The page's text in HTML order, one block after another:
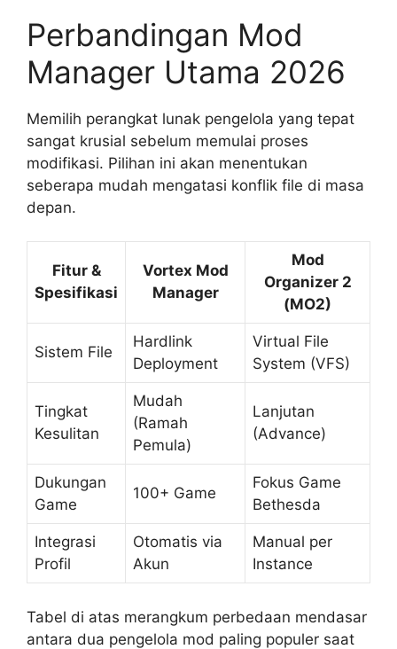
Perbandingan Mod
Manager Utama 2026
Memilih perangkat lunak pengelola yang tepat
sangat krusial sebelum memulai proses
modifikasi. Pilihan ini akan menentukan
seberapa mudah mengatasi konflik file di masa
depan.
Fitur &
Spesifikasi
Vortex Mod
Manager
Mod
Organizer 2
(MO2)
Sistem File
Hardlink
Deployment
Virtual File
System (VFS)
Tingkat
Kesulitan
Mudah
(Ramah
Pemula)
Lanjutan
(Advance)
Dukungan
Game
100+ Game
Fokus Game
Bethesda
Integrasi
Profil
Otomatis via
Akun
Manual per
Instance
Tabel di atas merangkum perbedaan mendasar
antara dua pengelola mod paling populer saat